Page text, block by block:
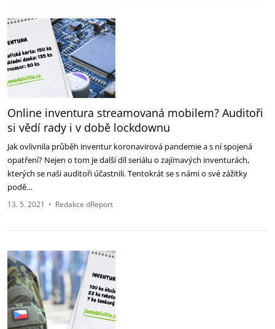
Online inventura streamovaná mobilem? Auditoři
si vědí rady i v době lockdownu
Jak ovlivnila průběh inventur koronavirová pandemie a s ní spojená
opatření? Nejen o tom je další díl seriálu o zajímavých inventurách,
kterých se naši auditoři účastnili. Tentokrát se s námi o své zážitky
podě…
13. 5. 2021 • Redakce dReport